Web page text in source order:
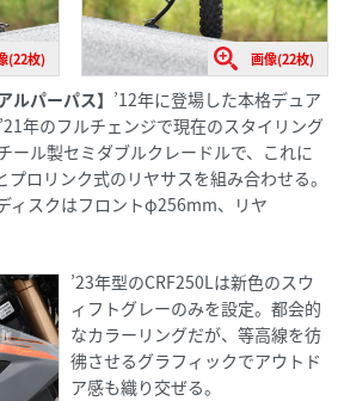
(22枚) 画像(22枚)
ルパーパス】 ’12年に登場した本格デュア
年のフルチェンジで現在のスタイリング
ール製セミダブルクレードルで、これに
ロリンク式のリヤサスを組み合わせる。
ィスクはフロントφ256mm、リヤ
’23年型のCRF250Lは新色のスウ
ィフトグレーのみを設定。都会的
なカラーリングだが、等高線を彷
彿させるグラフィックでアウトド
ア感も織り交ぜる。